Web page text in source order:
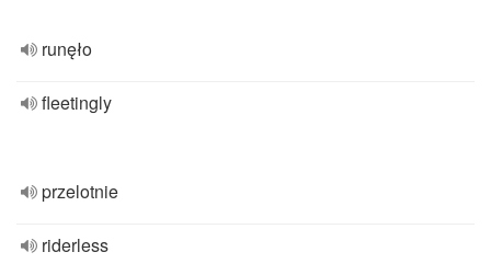
runęło
fleetingly
przelotnie
riderless